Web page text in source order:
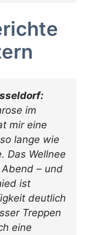
im
mir eine
lange wie
Das Wellnee
– und
ist
deutlich
Treppen
eine